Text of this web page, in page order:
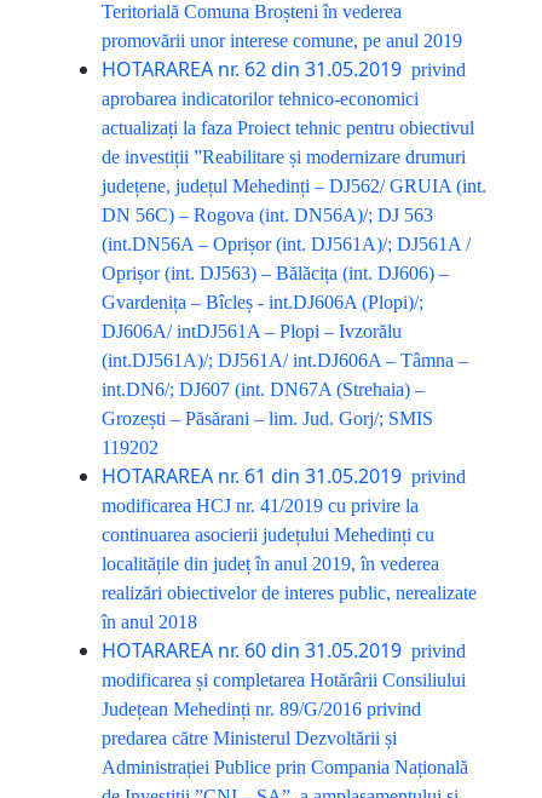
Teritorială Comuna Broșteni în vederea
promovării unor interese comune, pe anul 2019
HOTARAREA nr. 62 din 31.05.2019 privind
aprobarea indicatorilor tehnico-economici
actualizați la faza Proiect tehnic pentru obiectivul
de investiții ”Reabilitare și modernizare drumuri
județene, județul Mehedinți – DJ562/ GRUIA (int.
DN 56C) – Rogova (int. DN56A)/; DJ 563
(int.DN56A – Oprișor (int. DJ561A)/; DJ561A /
Oprișor (int. DJ563) – Bălăcița (int. DJ606) –
Gvardenița – Bîcleș - int.DJ606A (Plopi)/;
DJ606A/ intDJ561A – Plopi – Ivzorălu
(int.DJ561A)/; DJ561A/ int.DJ606A – Tâmna –
int.DN6/; DJ607 (int. DN67A (Strehaia) –
Grozești – Păsărani – lim. Jud. Gorj/; SMIS
119202
HOTARAREA nr. 61 din 31.05.2019 privind
modificarea HCJ nr. 41/2019 cu privire la
continuarea asocierii județului Mehedinți cu
localitățile din județ în anul 2019, în vederea
realizări obiectivelor de interes public, nerealizate
în anul 2018
HOTARAREA nr. 60 din 31.05.2019 privind
modificarea și completarea Hotărârii Consiliului
Județean Mehedinți nr. 89/G/2016 privind
predarea către Ministerul Dezvoltării și
Administrației Publice prin Compania Națională